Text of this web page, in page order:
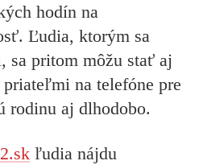
hodín na
Ľudia, ktorým sa
sa pritom môžu stať aj
na telefóne pre
rodinu aj dlhodobo.
ľudia nájdu